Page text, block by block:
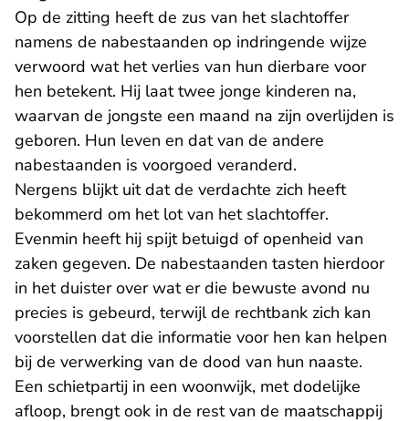
Op de zitting heeft de zus van het slachtoffer
namens de nabestaanden op indringende wijze
verwoord wat het verlies van hun dierbare voor
hen betekent. Hij laat twee jonge kinderen na,
waarvan de jongste een maand na zijn overlijden is
geboren. Hun leven en dat van de andere
nabestaanden is voorgoed veranderd.
Nergens blijkt uit dat de verdachte zich heeft
bekommerd om het lot van het slachtoffer.
Evenmin heeft hij spijt betuigd of openheid van
zaken gegeven. De nabestaanden tasten hierdoor
in het duister over wat er die bewuste avond nu
precies is gebeurd, terwijl de rechtbank zich kan
voorstellen dat die informatie voor hen kan helpen
bij de verwerking van de dood van hun naaste.
Een schietpartij in een woonwijk, met dodelijke
afloop, brengt ook in de rest van de maatschappij